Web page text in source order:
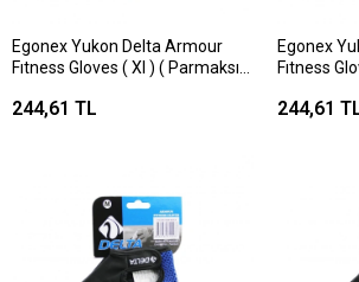
Egonex Yukon Delta Armour
Fıtness Gloves ( Xl ) ( Parmaksız
/siyah )*50
244,61 TL
Egonex
Fıtness
Eldiveni (
244,61